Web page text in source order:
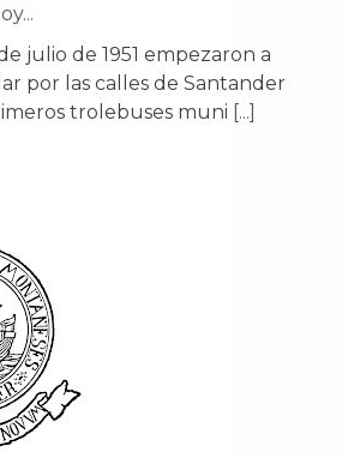
julio de 1951 empezaron a
por las calles de Santander
trolebuses muni [...]